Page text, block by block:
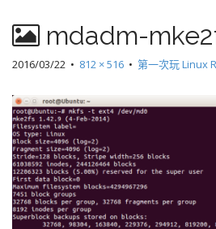
mdadm-
2016/03/22 • 812 × 516 • 第一次玩 Linux